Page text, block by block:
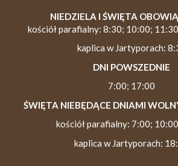
NIEDZIELA I ŚWIĘTA
kościół parafialny: 8:30; 10:00;
kaplica w Jartyporach:
DNI POWSZEDNIE
7:00; 17:00
ŚWIĘTA NIEBĘDĄCE DNIAMI
kościół parafialny: 7:00;
kaplica w Jartyporach: